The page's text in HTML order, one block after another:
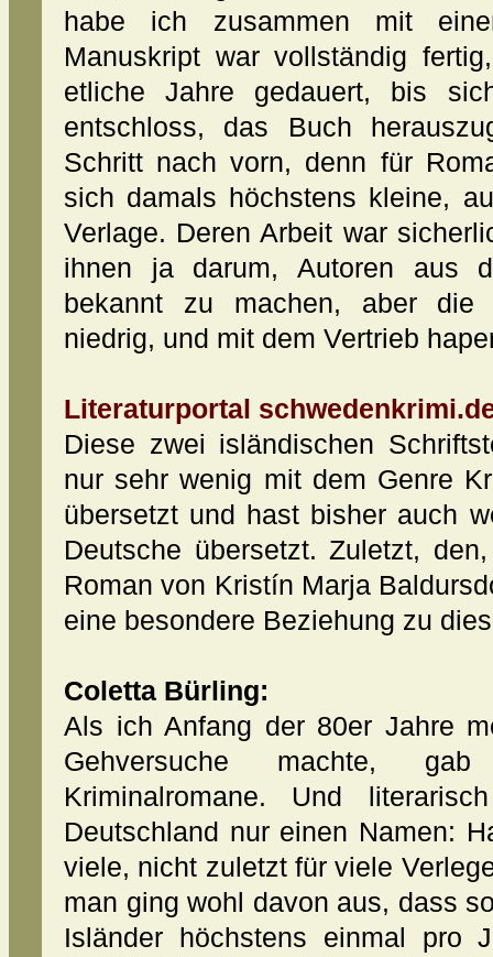
habe ich zusammen mit
Manuskript war vollständig
etliche Jahre gedauert, bis
entschloss, das Buch
Schritt nach vorn, denn für
sich damals höchstens kleine,
Verlage. Deren Arbeit war
ihnen ja darum, Autoren aus
bekannt zu machen, aber die
niedrig, und mit dem Vertrieb
Literaturportal
Diese zwei isländischen
nur sehr wenig mit dem Genre
übersetzt und hast bisher auch
Deutsche übersetzt. Zuletzt,
Roman von Kristín Marja
eine besondere Beziehung zu
Coletta Bürling:
Als ich Anfang der 80er Jahre
Gehversuche machte,
Kriminalromane. Und
Deutschland nur einen Namen:
viele, nicht zuletzt für viele
man ging wohl davon aus, dass
Isländer höchstens einmal pro